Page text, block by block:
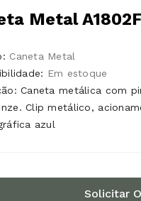
Metal
Caneta Metal
Em estoque
Caneta metálica com
Clip metálico,
azul
Solicitar